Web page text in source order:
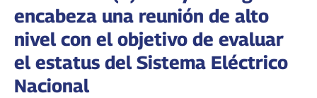
encabeza una reunión de alto
nivel con el objetivo de evaluar
el estatus del Sistema Eléctrico
Nacional